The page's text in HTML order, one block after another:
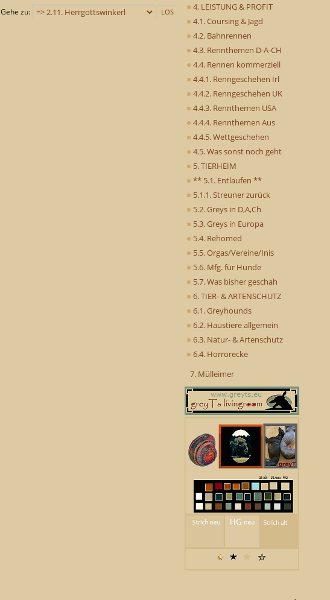
4. LEISTUNG & PROFIT
4.1. Coursing & Jagd
4.2. Bahnrennen
4.3. Rennthemen D-A-CH
4.4. Rennen kommerziell
4.4.1. Renngeschehen Irl
4.4.2. Renngeschehen UK
4.4.3. Rennthemen USA
4.4.4. Rennthemen Aus
4.4.5. Wettgeschehen
4.5. Was sonst noch geht
5. TIERHEIM
** 5.1. Entlaufen **
5.1.1. Streuner zurück
5.2. Greys in D,A,Ch
5.3. Greys in Europa
5.4. Rehomed
5.5. Orgas/Vereine/Inis
5.6. Mfg. für Hunde
5.7. Was bisher geschah
6. TIER- & ARTENSCHUTZ
6.1. Greyhounds
6.2. Haustiere allgemein
6.3. Natur- & Artenschutz
6.4. Horrorecke
7. Mülleimer
Gehe zu